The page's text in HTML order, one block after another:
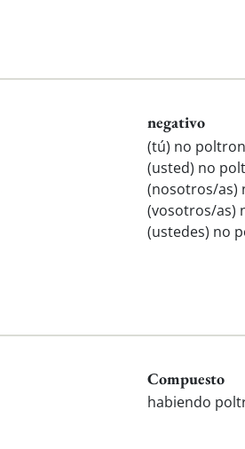
negativo
(tú) no
(usted) no
(nosotros/as)
(vosotros/as)
(ustedes) no
Compuesto
habiendo